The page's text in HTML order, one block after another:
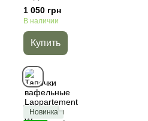
Grey, Капучино, 36/37 см
1 050 грн
В наличии
Купить
Новинка